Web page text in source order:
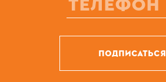
ПОДПИСАТЬСЯ